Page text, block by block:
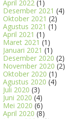
April 2022 (1)
Desember 2021 (4)
Oktober 2021 (2)
Agustus 2021 (1)
April 2021 (1)
Maret 2021 (1)
Januari 2021 (1)
Desember 2020 (2)
November 2020 (2)
Oktober 2020 (1)
Agustus 2020 (4)
Juli 2020 (3)
Juni 2020 (4)
Mei 2020 (6)
April 2020 (8)